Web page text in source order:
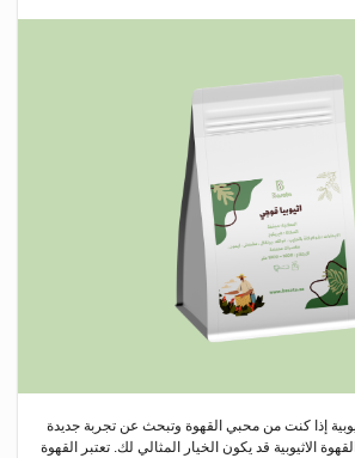
إذا كنت من محبي القهوة وتبحث عن تجربة جديدة
الاثيوبية قد يكون الخيار المثالي لك. تعتبر القهوة